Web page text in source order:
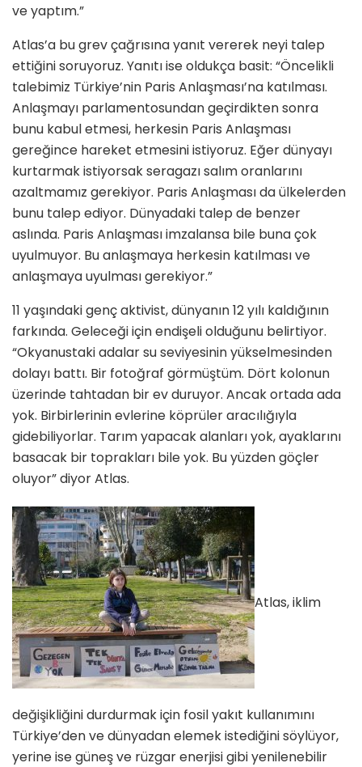
ve yaptım.”
Atlas’a bu grev çağrısına yanıt vererek neyi talep
ettiğini soruyoruz. Yanıtı ise oldukça basit: “Öncelikli
talebimiz Türkiye’nin Paris Anlaşması’na katılması.
Anlaşmayı parlamentosundan geçirdikten sonra
bunu kabul etmesi, herkesin Paris Anlaşması
gereğince hareket etmesini istiyoruz. Eğer dünyayı
kurtarmak istiyorsak seragazı salım oranlarını
azaltmamız gerekiyor. Paris Anlaşması da ülkelerden
bunu talep ediyor. Dünyadaki talep de benzer
aslında. Paris Anlaşması imzalansa bile buna çok
uyulmuyor. Bu anlaşmaya herkesin katılması ve
anlaşmaya uyulması gerekiyor.”
11 yaşındaki genç aktivist, dünyanın 12 yılı kaldığının
farkında. Geleceği için endişeli olduğunu belirtiyor.
“Okyanustaki adalar su seviyesinin yükselmesinden
dolayı battı. Bir fotoğraf görmüştüm. Dört kolonun
üzerinde tahtadan bir ev duruyor. Ancak ortada ada
yok. Birbirlerinin evlerine köprüler aracılığıyla
gidebiliyorlar. Tarım yapacak alanları yok, ayaklarını
basacak bir toprakları bile yok. Bu yüzden göçler
oluyor” diyor Atlas.
Atlas, iklim
değişikliğini durdurmak için fosil yakıt kullanımını
Türkiye’den ve dünyadan elemek istediğini söylüyor,
yerine ise güneş ve rüzgar enerjisi gibi yenilenebilir